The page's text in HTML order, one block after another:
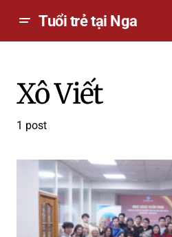
Tuổi trẻ tại Nga
Xô Viết
1 post